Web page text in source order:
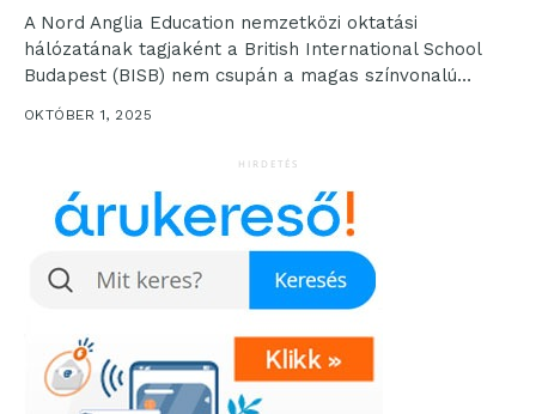
A Nord Anglia Education nemzetközi oktatási
hálózatának tagjaként a British International School
Budapest (BISB) nem csupán a magas színvonalú
oktatásról ismert, hanem arról...
OKTÓBER 1, 2025
HIRDETÉS